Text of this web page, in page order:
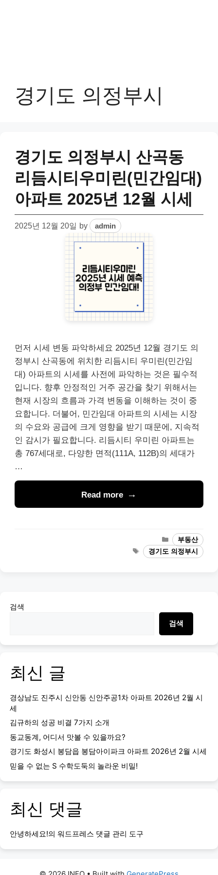
경기도 의정부시
경기도 의정부시 산곡동
리듬시티우미린(민간임대)
아파트 2025년 12월 시세
2025년 12월 20일 by admin
먼저 시세 변동 파악하세요 2025년 12월 경기도 의
정부시 산곡동에 위치한 리듬시티 우미린(민간임
대) 아파트의 시세를 사전에 파악하는 것은 필수적
입니다. 향후 안정적인 거주 공간을 찾기 위해서는
현재 시장의 흐름과 가격 변동을 이해하는 것이 중
요합니다. 더불어, 민간임대 아파트의 시세는 시장
의 수요와 공급에 크게 영향을 받기 때문에, 지속적
인 감시가 필요합니다. 리듬시티 우미린 아파트는
총 767세대로, 다양한 면적(111A, 112B)의 세대가
…
Read more
Categories
부동산
Tags경기도 의정부시
검색
검색
최신 글
경상남도 진주시 신안동 신안주공1차 아파트 2026년 2월 시
세
김규하의 성공 비결 7가지 소개
동교동계, 어디서 맛볼 수 있을까요?
경기도 화성시 봉담읍 봉담아이파크 아파트 2026년 2월 시세
믿을 수 없는 S 수학도둑의 놀라운 비밀!
최신 댓글
안녕하세요!의 워드프레스 댓글 관리 도구